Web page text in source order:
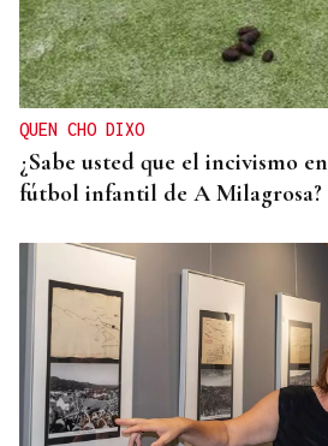
QUEN CHO DIXO
¿Sabe usted que el incivismo
fútbol infantil de A Milagrosa?